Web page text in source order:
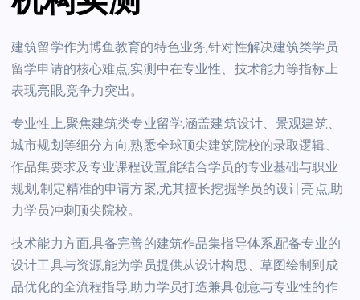
建筑留学作为博鱼教育的特色业务,针对性解决建筑类学员
留学申请的核心难点,实测中在专业性、技术能力等指标上
表现亮眼,竞争力突出。
专业性上,聚焦建筑类专业留学,涵盖建筑设计、景观建筑、
城市规划等细分方向,熟悉全球顶尖建筑院校的录取逻辑、
作品集要求及专业课程设置,能结合学员的专业基础与职业
规划,制定精准的申请方案,尤其擅长挖掘学员的设计亮点,助
力学员冲刺顶尖院校。
技术能力方面,具备完善的建筑作品集指导体系,配备专业的
设计工具与资源,能为学员提供从设计构思、草图绘制到成
品优化的全流程指导,助力学员打造兼具创意与专业性的作